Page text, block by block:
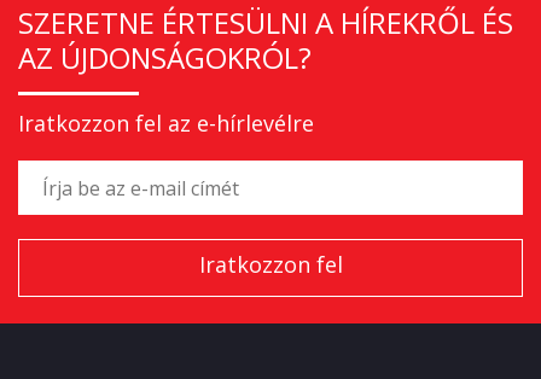
SZERETNE ÉRTESÜLNI A HÍREKRŐL ÉS
AZ ÚJDONSÁGOKRÓL?
Iratkozzon fel az e-hírlevélre